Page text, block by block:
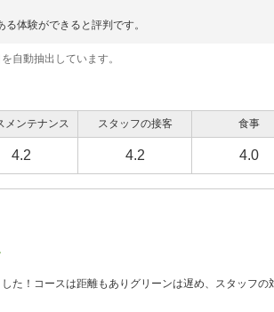
体験ができると評判です。
自動抽出しています。
メンテナンス スタッフの接客 食事
4.2 4.2 4.0
た！コースは距離もありグリーンは遅め、スタッフの